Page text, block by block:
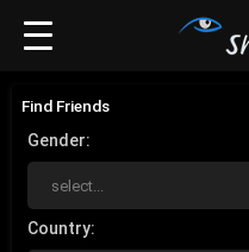
Find Friends
Gender
Country